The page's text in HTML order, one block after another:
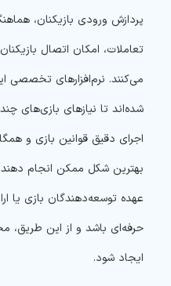
پردازش ورودی بازیکنان،
تعاملات، امکان اتصال
می‌کنند. نرم‌افزارهای تخصصی
شده‌اند تا نیازهای بازی‌های
اجرای دقیق قوانین بازی و
بهترین شکل ممکن انجام
عهده توسعه‌دهندگان بازی یا
حرفه‌ای باشد و از این طریق،
ایجاد شود.